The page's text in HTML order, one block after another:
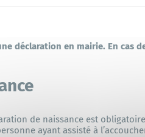
déclaration en mairie. En cas
de naissance est
ayant assisté à